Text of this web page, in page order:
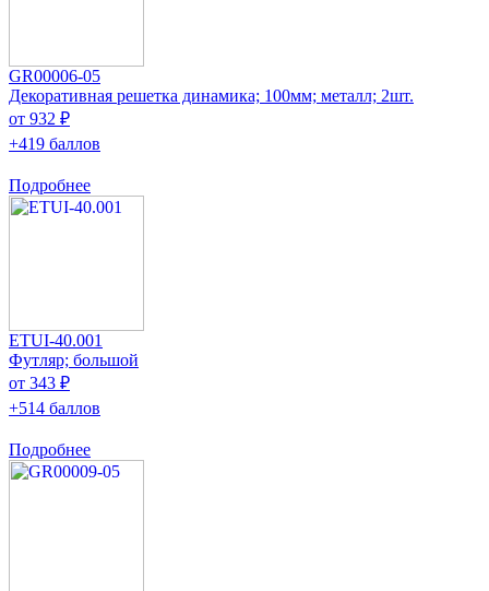
GR00006-05
Декоративная решетка динамика; 100мм; металл; 2шт.
от 932 ₽
+419 баллов
Подробнее
ETUI-40.001
Футляр; большой
от 343 ₽
+514 баллов
Подробнее